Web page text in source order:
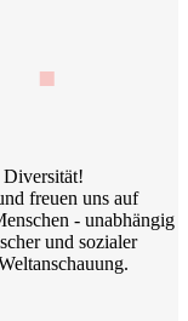
Diversität!
freuen uns auf
- unabhängig
und sozialer